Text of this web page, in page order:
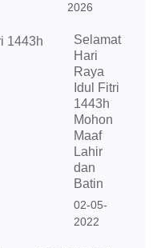
2026
Selamat
Hari
Raya
Idul Fitri
1443h
Mohon
Maaf
Lahir
dan
Batin
02-05-
2022